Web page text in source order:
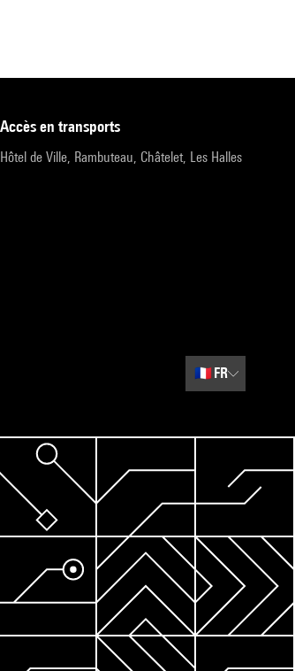
accès en transports
Hôtel de Ville, Rambuteau, Châtelet, Les Halles
🇫🇷 FR